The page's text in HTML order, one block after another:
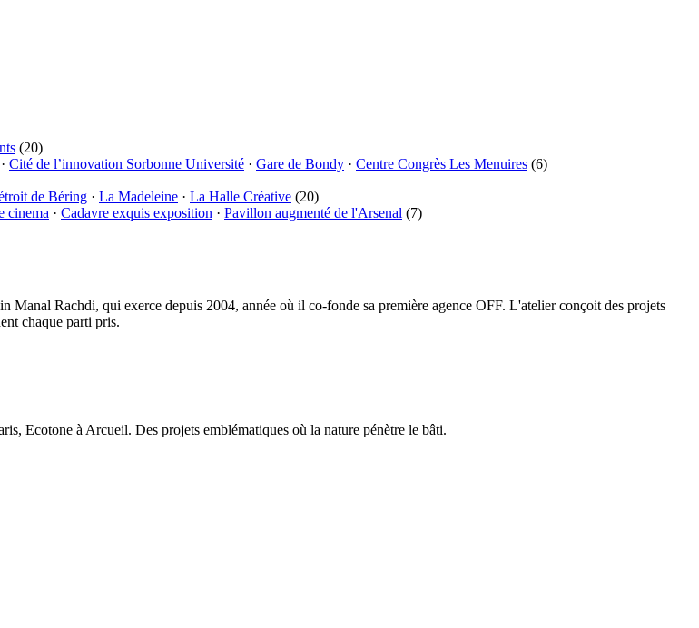
(20)
· Cité de l’innovation Sorbonne Université · Gare de Bondy · Centre Congrès Les Menuires (6)
de Béring · La Madeleine · La Halle Créative (20)
cinema · Cadavre exquis exposition · Pavillon augmenté de l'Arsenal (7)
Rachdi, qui exerce depuis 2004, année où il co-fonde sa première agence OFF. L'atelier conçoit des projets
chaque parti pris.
Ecotone à Arcueil. Des projets emblématiques où la nature pénètre le bâti.